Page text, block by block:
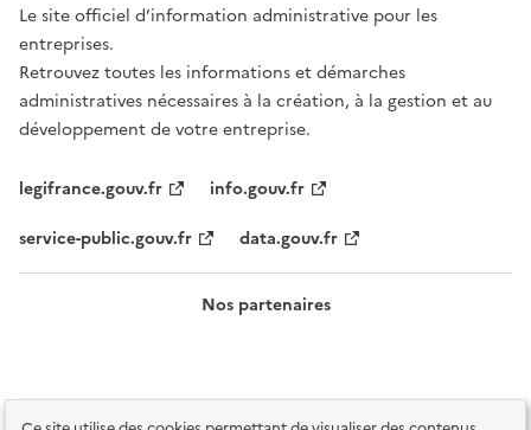
Le site officiel d’information administrative pour les
entreprises.
Retrouvez toutes les informations et démarches
administratives nécessaires à la création, à la gestion et au
développement de votre entreprise.
legifrance.gouv.fr
info.gouv.fr
service-public.gouv.fr
data.gouv.fr
Nos partenaires